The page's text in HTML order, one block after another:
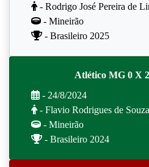
- Rodrigo José Pereira de
- Mineirão
- Brasileiro 2025
Atlético MG 0 X
- 24/8/2024
- Flavio Rodrigues de Souza
- Mineirão
- Brasileiro 2024